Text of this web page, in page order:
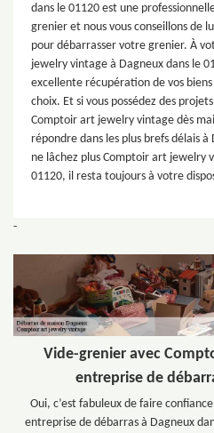
dans le 01120 est une
grenier et nous vous conseillons de
pour débarrasser votre grenier. À
jewelry vintage à Dagneux dans le
excellente récupération de vos
choix. Et si vous possédez des
Comptoir art jewelry vintage dès
répondre dans les plus brefs délais
ne lâchez plus Comptoir art jewelry
01120, il resta toujours à votre
-
Vide-grenier avec
entreprise de
Oui, c’est fabuleux de faire
entreprise de débarras à Dagneux